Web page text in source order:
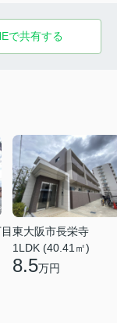
で共有する
東大阪市長栄寺
1LDK (40.41㎡)
8.5万円